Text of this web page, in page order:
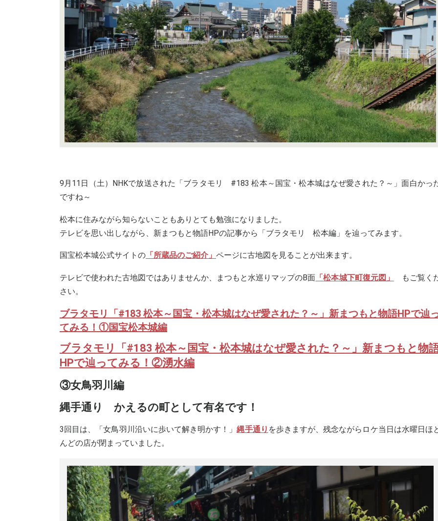
9月11日（土）NHKで放送された「ブラタモリ #183 松本～国宝・松本城はなぜ愛された？～」面白かっ
ですね～
松本に住みながら知らないこともありとても勉強になりました。
テレビを思い出しながら、新まつもと物語HPの記事から「ブラタモリ 松本編」を辿ってみます。
国宝松本城公式サイトの 「所蔵品のご紹介」 ページに古地図を見ることが出来ます。
テレビで使われた古地図ではありませんか、まつもと水巡りマップのB面 「松本城下町復元図」
もご覧く
さい。
ブラタモリ「#183 松本～国宝・松本城はなぜ愛された？～」新まつもと物語HPで辿
てみる！①国宝松本城編
ブラタモリ「#183 松本～国宝・松本城はなぜ愛された？～」新まつもと物
HPで辿ってみる！②湧水編
③女鳥羽川編
縄手通り かえるの町として有名です！
3回目は、「女鳥羽川沿いに歩いて解き明かす！」縄手通り を歩きますが、残念ながらロケ当日は水曜日ほ
んどの店が閉まっていました。